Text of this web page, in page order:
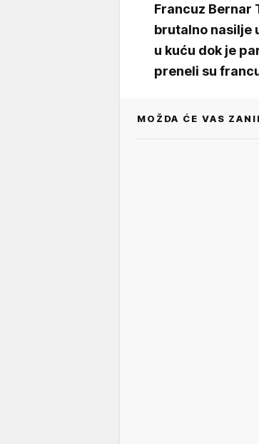
Francuz Bernar
brutalno nasilje
u kuću dok je
preneli su
MOŽDA ĆE VAS